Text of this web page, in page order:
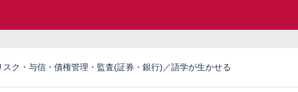
スク・与信・債権管理・監査(証券・銀行)／語学が生かせる